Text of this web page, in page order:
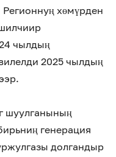
хөмүрден
чылдың
2025 чылдың
шуулганының
генерация
долгандыр